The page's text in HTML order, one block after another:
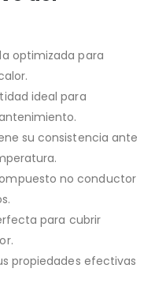
optimizada para
ideal para
su consistencia ante
no conductor
para cubrir
propiedades efectivas